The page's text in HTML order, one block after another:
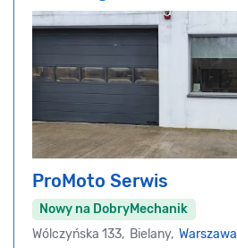
ProMoto Serwis
Nowy na DobryMechanik
Wólczyńska 133, Bielany, Warszawa